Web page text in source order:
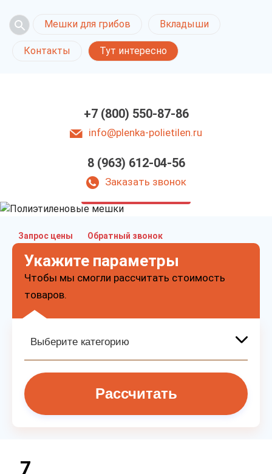
Мешки для грибов Вкладыши
Контакты Тут интересно
+7 (800) 550-87-86
info@plenka-polietilen.ru
8 (963) 612-04-56
Заказать звонок
Полиэтиленовые мешки
в Ростове-на-Дону
Запрос цены Обратный звонок
Укажите параметры
Чтобы мы смогли рассчитать стоимость
товаров.
Рассчитать
7